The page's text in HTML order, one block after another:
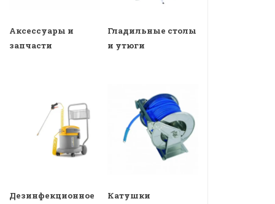
Аксессуары и
запчасти
Гладильные столы
и утюги
Дезинфекционное
Катушки